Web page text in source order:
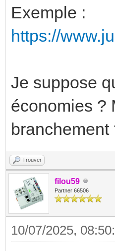
Exemple :
https://
Je suppose
économies ?
branchement
Trouver
filou59
Partner 66506
10/07/2025,